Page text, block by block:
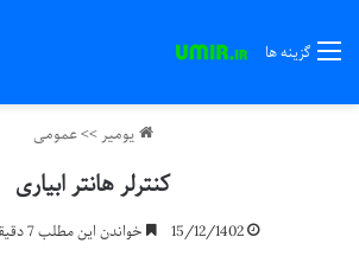
گزینه ها
یومیر>>عمومی
کنترلر هانتر ابیاری
15/12/1402 خواندن این مطلب 7 دقیقه زمان میبرد